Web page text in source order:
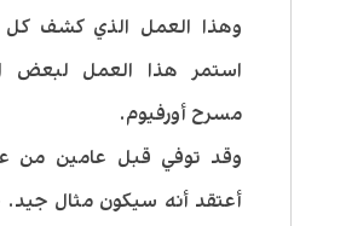
وهذا العمل الذي كشف
استمر هذا العمل لبعض
مسرح أورفيوم.
وقد توفي قبل عامين من
أعتقد أنه سيكون مثال